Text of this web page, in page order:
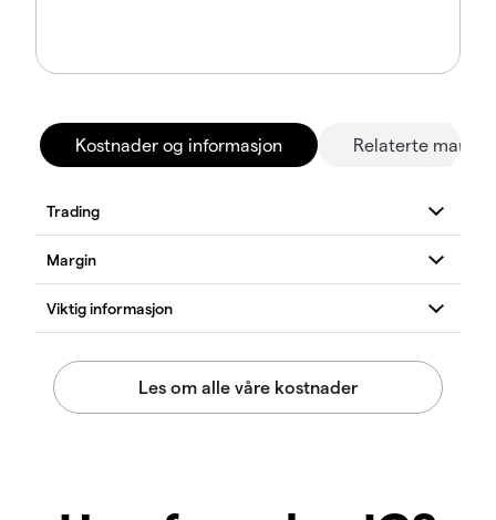
Kostnader og informasjon Relaterte